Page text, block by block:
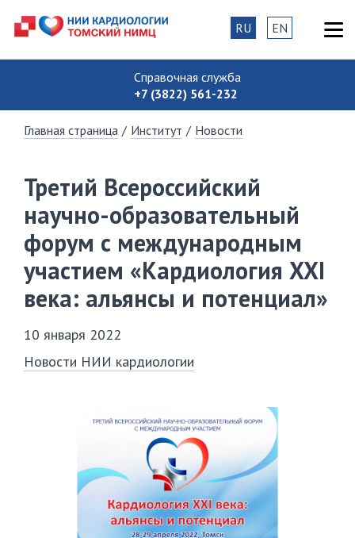
Справочная служба
+7 (3822) 561-232
RU EN
Главная страница / Институт / Новости
Третий Всероссийский
научно-образовательный
форум с международным
участием «Кардиология XXI
века: альянсы и потенциал»
10 января 2022
Новости НИИ кардиологии